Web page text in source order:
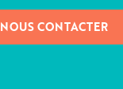
NOUS CONTACTER